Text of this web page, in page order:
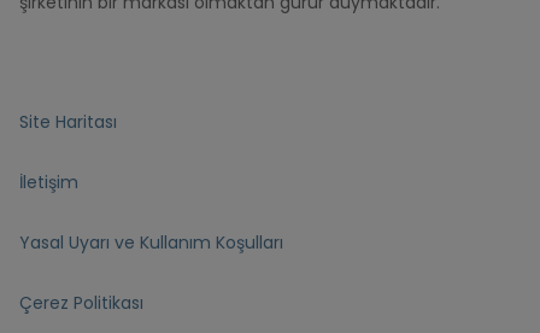
Site Haritası
İletişim
Yasal Uyarı ve Kullanım Koşulları
Çerez Politikası